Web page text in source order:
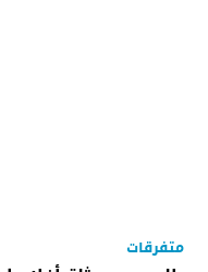
متفرقات